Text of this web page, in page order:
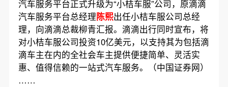
汽车服务平台正式升级为“小桔车服”公司，原滴滴
汽车服务平台总经理陈熙出任小桔车服公司总经
理，向滴滴总裁柳青汇报。滴滴出行同时宣布，将
对小桔车服公司投资10亿美元，以支持其为包括滴
滴车主在内的全社会车主提供便捷简单、灵活实
惠、值得信赖的一站式汽车服务。（中国证券网）
……